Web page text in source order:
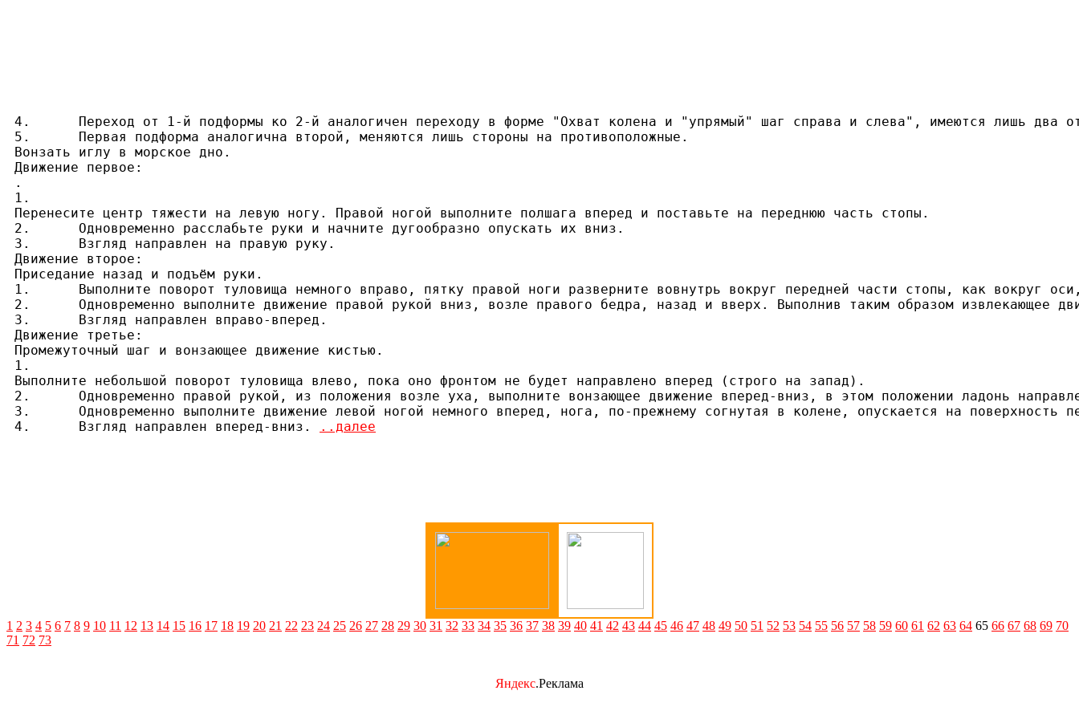
4.	Переход от 1-й подформы ко 2-й аналогичен переходу в форме "Охват колена и "упрямый" шаг справа и слева", имеются лишь два отличия: первое, в данной форме приседание назад незначительное; второе, носок правой ноги не следует разворачивать наружу слишком сильно.
5.	Первая подформа аналогична второй, меняются лишь стороны на противоположные.
Вонзать иглу в морское дно.
Движение первое:
.
1.
Перенесите центр тяжести на левую ногу. Правой ногой выполните полшага вперед и поставьте на переднюю часть стопы.
2.	Одновременно расслабьте руки и начните дугообразно опускать их вниз.
3.	Взгляд направлен на правую руку.
Движение второе:
Приседание назад и подъём руки.
1.	Выполните поворот туловища немного вправо, пятку правой ноги разверните вовнутрь вокруг передней части стопы, как вокруг оси, постепенно поставьте ногу на всю стопу. Выполните приседание назад, центр тяжести перенесите на правую ногу, вслед за этим приподнимите пятку левой ноги.
2.	Одновременно выполните движение правой рукой вниз, возле правого бедра, назад и вверх. Выполнив таким образом извлекающее движение, рука достигает положения возле уха, в этом положении ладонь направлена влево, пальцы направлены вперед. Левой рукой выполните движение перед туловищем, по дуге вперед-вниз и опустите в положение перед животом, в этом положении ладонь направлена вниз, пальцы направлены под углом вправо.
3.	Взгляд направлен вправо-вперед.
Движение третье:
Промежуточный шаг и вонзающее движение кистью.
1.
Выполните небольшой поворот туловища влево, пока оно фронтом не будет направлено вперед (строго на запад).
2.	Одновременно правой рукой, из положения возле уха, выполните вонзающее движение вперед-вниз, в этом положении ладонь направлена влево, кисть раскрыта, пальцы разогнуты. Левой рукой, из положения перед животом, выполните движение по дуге перед левым коленом до положения перед бедром слева, в этом положении ладонь направлена вниз, пальцы направлены вперед, запястье выгнуто, кисть раскрыта, пальцы разогнуты.
3.	Одновременно выполните движение левой ногой немного вперед, нога, по-прежнему согнутая в колене, опускается на поверхность передней частью своей стопы. Таким образом выполняется промежуточный шаг слева.
4.	Взгляд направлен вперед-вниз.
..далее
1 2 3 4 5 6 7 8 9 10 11 12 13 14 15 16 17 18 19 20 21 22 23 24 25 26 27 28 29 30 31 32 33 34 35 36 37 38 39 40 41 42 43 44 45 46 47 48 49 50 51 52 53 54 55 56 57 58 59 60 61 62 63 64 65 66 67 68 69 70
71 72 73
Яндекс.Реклама